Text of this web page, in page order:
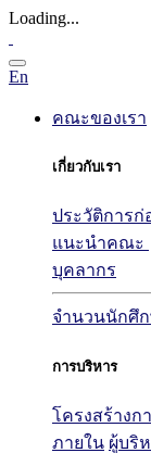
Loading...
En
คณะของเรา
เกี่ยวกับเรา
ประวัติการก่
แนะนำคณะ
บุคลากร
จำนวนนักศึ
การบริหาร
โครงสร้างก
ภายใน ผู้บริ